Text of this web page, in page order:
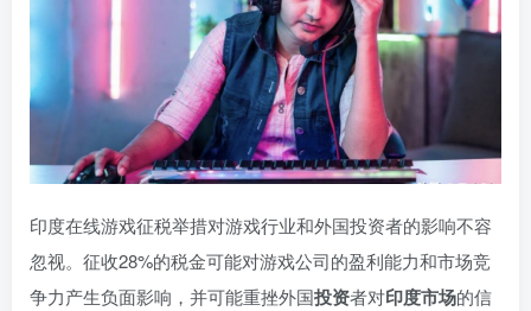
印度在线游戏征税举措对游戏行业和外国投资者的影响不容
忽视。征收28%的税金可能对游戏公司的盈利能力和市场竞
争力产生负面影响，并可能重挫外国投资者对印度市场的信